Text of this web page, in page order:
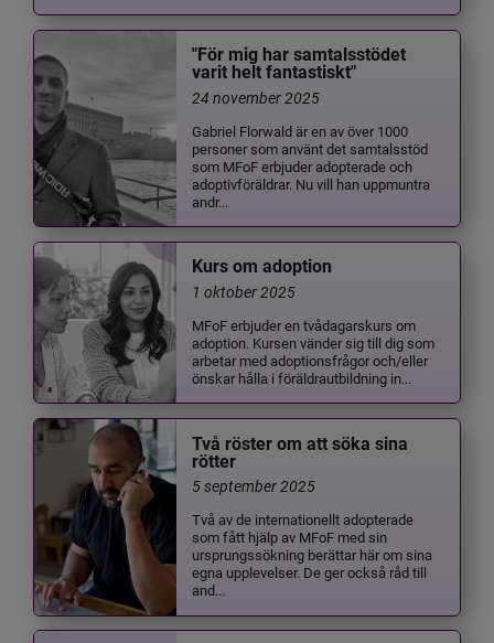
"För mig har samtalsstödet
varit helt fantastiskt"
24 november 2025
Gabriel Florwald är en av över 1000
personer som använt det samtalsstöd
som MFoF erbjuder adopterade och
adoptivföräldrar. Nu vill han uppmuntra
andr...
Kurs om adoption
1 oktober 2025
MFoF erbjuder en tvådagarskurs om
adoption. Kursen vänder sig till dig som
arbetar med adoptionsfrågor och/eller
önskar hålla i föräldrautbildning in...
Två röster om att söka sina
rötter
5 september 2025
Två av de internationellt adopterade
som fått hjälp av MFoF med sin
ursprungssökning berättar här om sina
egna upplevelser. De ger också råd till
and...